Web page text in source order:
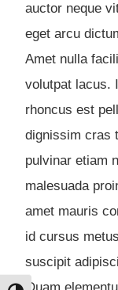
auctor neque
eget arcu
Amet nulla
volutpat lacus.
rhoncus est
dignissim cras
pulvinar etiam
malesuada
amet mauris
id cursus
suscipit